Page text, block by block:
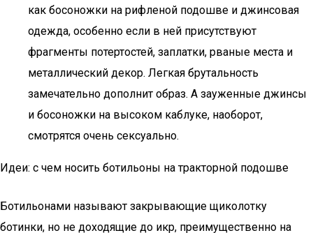
как босоножки на рифленой подошве и джинсовая
одежда, особенно если в ней присутствуют
фрагменты потертостей, заплатки, рваные места и
металлический декор. Легкая брутальность
замечательно дополнит образ. А зауженные джинсы
и босоножки на высоком каблуке, наоборот,
смотрятся очень сексуально.
Идеи: с чем носить ботильоны на тракторной подошве
Ботильонами называют закрывающие щиколотку
ботинки, но не доходящие до икр, преимущественно на